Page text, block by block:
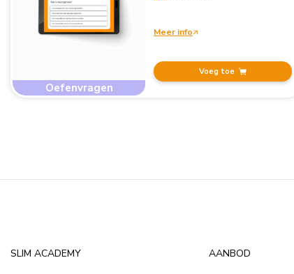
Oefenvragen
Meer info
Voeg toe
SLIM ACADEMY AANBOD